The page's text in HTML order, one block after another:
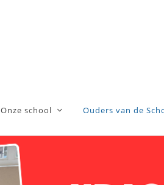
Onze school Ouders van de